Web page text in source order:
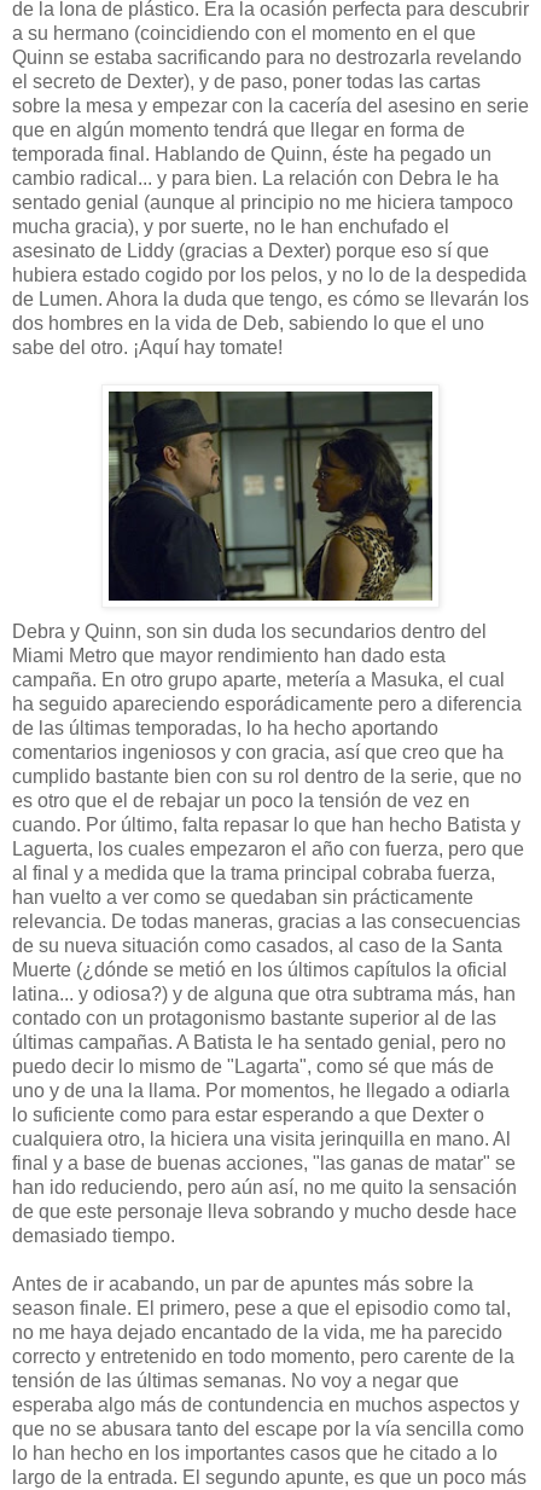
de la lona de plástico. Era la ocasión perfecta para descubrir
a su hermano (coincidiendo con el momento en el que
Quinn se estaba sacrificando para no destrozarla revelando
el secreto de Dexter), y de paso, poner todas las cartas
sobre la mesa y empezar con la cacería del asesino en serie
que en algún momento tendrá que llegar en forma de
temporada final. Hablando de Quinn, éste ha pegado un
cambio radical... y para bien. La relación con Debra le ha
sentado genial (aunque al principio no me hiciera tampoco
mucha gracia), y por suerte, no le han enchufado el
asesinato de Liddy (gracias a Dexter) porque eso sí que
hubiera estado cogido por los pelos, y no lo de la despedida
de Lumen. Ahora la duda que tengo, es cómo se llevarán los
dos hombres en la vida de Deb, sabiendo lo que el uno
sabe del otro. ¡Aquí hay tomate!
Debra y Quinn, son sin duda los secundarios dentro del
Miami Metro que mayor rendimiento han dado esta
campaña. En otro grupo aparte, metería a Masuka, el cual
ha seguido apareciendo esporádicamente pero a diferencia
de las últimas temporadas, lo ha hecho aportando
comentarios ingeniosos y con gracia, así que creo que ha
cumplido bastante bien con su rol dentro de la serie, que no
es otro que el de rebajar un poco la tensión de vez en
cuando. Por último, falta repasar lo que han hecho Batista y
Laguerta, los cuales empezaron el año con fuerza, pero que
al final y a medida que la trama principal cobraba fuerza,
han vuelto a ver como se quedaban sin prácticamente
relevancia. De todas maneras, gracias a las consecuencias
de su nueva situación como casados, al caso de la Santa
Muerte (¿dónde se metió en los últimos capítulos la oficial
latina... y odiosa?) y de alguna que otra subtrama más, han
contado con un protagonismo bastante superior al de las
últimas campañas. A Batista le ha sentado genial, pero no
puedo decir lo mismo de "Lagarta", como sé que más de
uno y de una la llama. Por momentos, he llegado a odiarla
lo suficiente como para estar esperando a que Dexter o
cualquiera otro, la hiciera una visita jerinquilla en mano. Al
final y a base de buenas acciones, "las ganas de matar" se
han ido reduciendo, pero aún así, no me quito la sensación
de que este personaje lleva sobrando y mucho desde hace
demasiado tiempo.
Antes de ir acabando, un par de apuntes más sobre la
season finale. El primero, pese a que el episodio como tal,
no me haya dejado encantado de la vida, me ha parecido
correcto y entretenido en todo momento, pero carente de la
tensión de las últimas semanas. No voy a negar que
esperaba algo más de contundencia en muchos aspectos y
que no se abusara tanto del escape por la vía sencilla como
lo han hecho en los importantes casos que he citado a lo
largo de la entrada. El segundo apunte, es que un poco más